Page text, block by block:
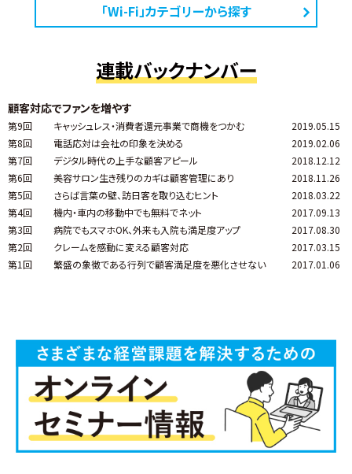
「Wi-Fi」カテゴリーから探す
連載バックナンバー
顧客対応でファンを増やす
第9回 キャッシュレス・消費者還元事業で商機をつかむ
2019.05.15
第8回
電話応対は会社の印象を決める
2019.02.06
第7回
デジタル時代の上手な顧客アピール
2018.12.12
第6回
美容サロン生き残りのカギは顧客管理にあり
2018.11.26
第5回
さらば言葉の壁、訪日客を取り込むヒント
2018.03.22
第4回
機内・車内の移動中でも無料でネット
2017.09.13
第3回
病院でもスマホOK、外来も入院も満足度アップ
2017.08.30
第2回
クレームを感動に変える顧客対応
2017.03.15
第1回
繁盛の象徴である行列で顧客満足度を悪化させない 2017.01.06